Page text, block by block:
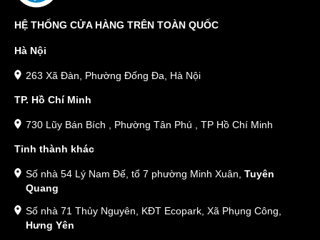
HỆ THỐNG CỬA HÀNG TRÊN TOÀN QUỐC
Hà Nội
263 Xã Đàn, Phường Đống Đa, Hà Nội
TP. Hồ Chí Minh
730 Lũy Bán Bích , Phường Tân Phú , TP Hồ Chí Minh
Tỉnh thành khác
Số nhà 54 Lý Nam Đế, tổ 7 phường Minh Xuân, Tuyên
Quang
Số nhà 71 Thủy Nguyên, KĐT Ecopark, Xã Phụng Công,
Hưng Yên